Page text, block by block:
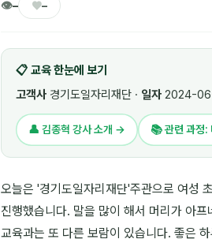
👁– ♥–
📋 교육 한눈에 보기
고객사 경기도일자리재단 · 일자 2024-
👤 김종혁 강사 소개 → 📚 관련 과정
오늘은 '경기도일자리재단'주관으로 여성
진행했습니다. 말을 많이 해서 머리가 아
교육과는 또 다른 보람이 있습니다. 좋은